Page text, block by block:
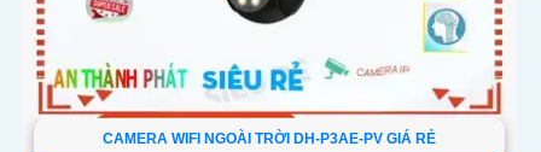
CAMERA WIFI NGOÀI TRỜI DH-P3AE-PV GIÁ RẺ